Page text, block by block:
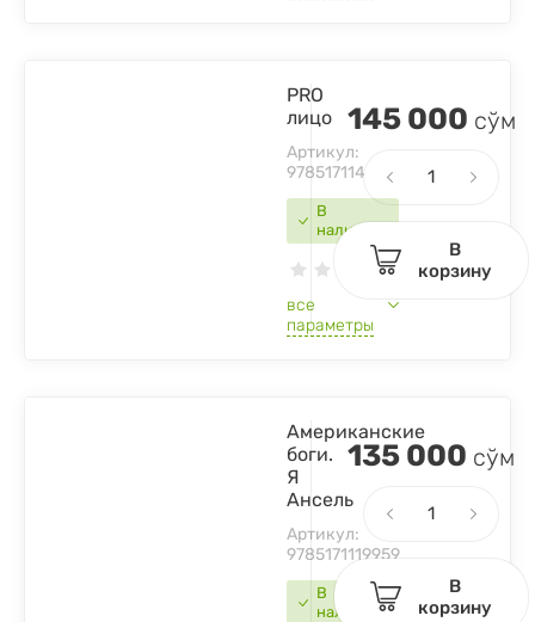
В
наличии
PRO
лицо
Артикул:
9785171145453
все
параметры
145 000 сўм
В
корзину
В
наличии
Американские
боги.
Я
Ансель
Артикул:
9785171119959
135 000 сўм
В
корзину